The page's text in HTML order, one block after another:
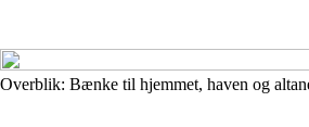
Overblik: Bænke til hjemmet, haven og